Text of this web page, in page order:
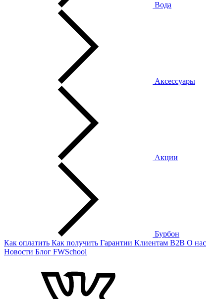
Вода
Аксессуары
Акции
Бурбон
Как оплатить Как получить Гарантии Клиентам B2B О нас
Новости Блог FWSchool